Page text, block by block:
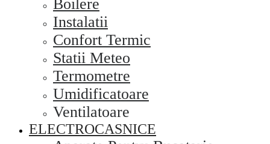
Boilere
Instalatii
Confort Termic
Statii Meteo
Termometre
Umidificatoare
Ventilatoare
ELECTROCASNICE